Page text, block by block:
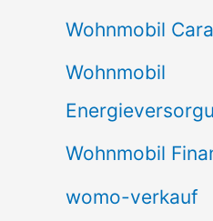
Wohnmobil
Wohnmobil
Wohnmobil
womo-verkauf